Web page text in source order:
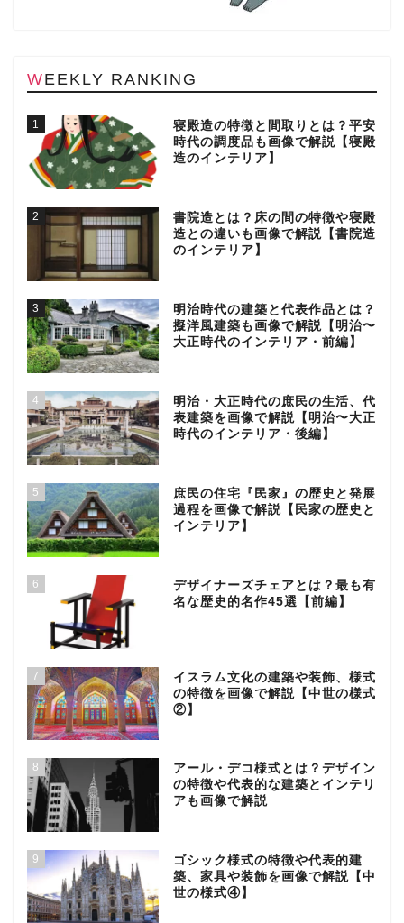
WEEKLY RANKING
1
寝殿造の特徴と間取りとは？平安
時代の調度品も画像で解説【寝殿
造のインテリア】
2
書院造とは？床の間の特徴や寝殿
造との違いも画像で解説【書院造
のインテリア】
3
明治時代の建築と代表作品とは？
擬洋風建築も画像で解説【明治〜
大正時代のインテリア・前編】
4
明治・大正時代の庶民の生活、代
表建築を画像で解説【明治〜大正
時代のインテリア・後編】
5
庶民の住宅『民家』の歴史と発展
過程を画像で解説【民家の歴史と
インテリア】
6
デザイナーズチェアとは？最も有
名な歴史的名作45選【前編】
7
イスラム文化の建築や装飾、様式
の特徴を画像で解説【中世の様式
②】
8
アール・デコ様式とは？デザイン
の特徴や代表的な建築とインテリ
アも画像で解説
9
ゴシック様式の特徴や代表的建
築、家具や装飾を画像で解説【中
世の様式④】